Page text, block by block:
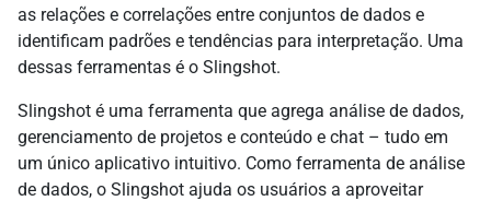
as relações e correlações entre conjuntos de dados e
identificam padrões e tendências para interpretação. Uma
dessas ferramentas é o Slingshot.
Slingshot é uma ferramenta que agrega análise de dados,
gerenciamento de projetos e conteúdo e chat – tudo em
um único aplicativo intuitivo. Como ferramenta de análise
de dados, o Slingshot ajuda os usuários a aproveitar